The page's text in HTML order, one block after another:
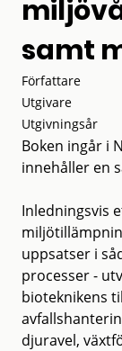
samt
Författare
Utgivare
Utgivningsår
Boken ingår i
innehåller en
Inledningsvis
uppsatser i
processer -
bioteknikens
djuravel,